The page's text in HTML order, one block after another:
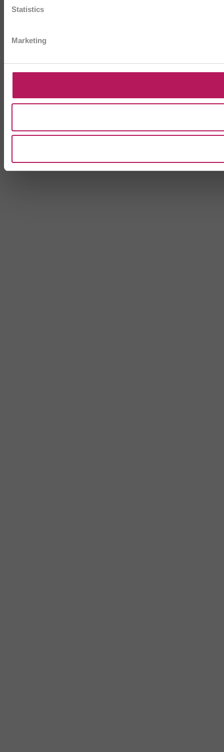
Statistics
Marketing